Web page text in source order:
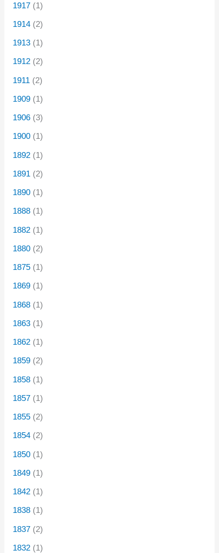
1917 (1)
1914 (2)
1913 (1)
1912 (2)
1911 (2)
1909 (1)
1906 (3)
1900 (1)
1892 (1)
1891 (2)
1890 (1)
1888 (1)
1882 (1)
1880 (2)
1875 (1)
1869 (1)
1868 (1)
1863 (1)
1862 (1)
1859 (2)
1858 (1)
1857 (1)
1855 (2)
1854 (2)
1850 (1)
1849 (1)
1842 (1)
1838 (1)
1837 (2)
1832 (1)